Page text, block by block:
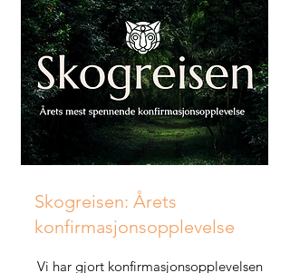
Skogreisen: Årets
konfirmasjonsopplevelse
Vi har gjort konfirmasjonsopplevelsen